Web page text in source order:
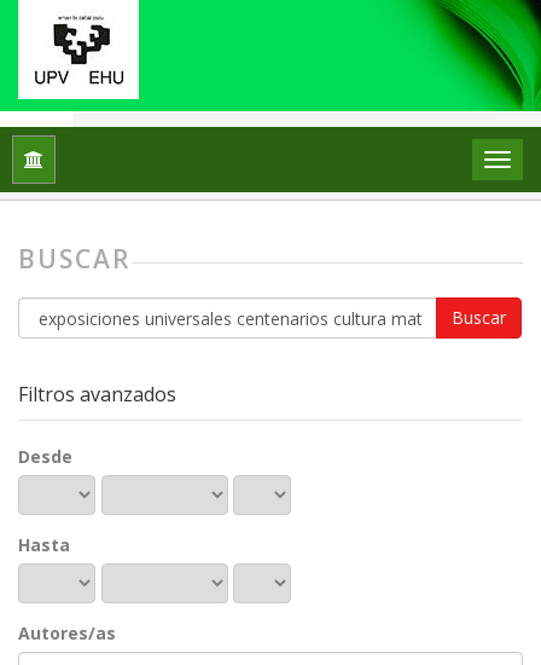
Inicio
BUSCAR
Buscar
artículos
Filtros avanzados
Desde
Hasta
Autores/as